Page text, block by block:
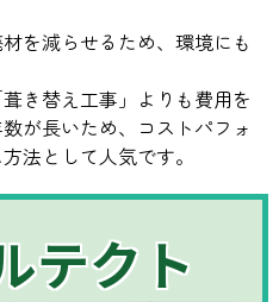
を減らせるため、環境にも
き替え工事」よりも費用を
が長いため、コストパフォ
法として人気です。
テクト